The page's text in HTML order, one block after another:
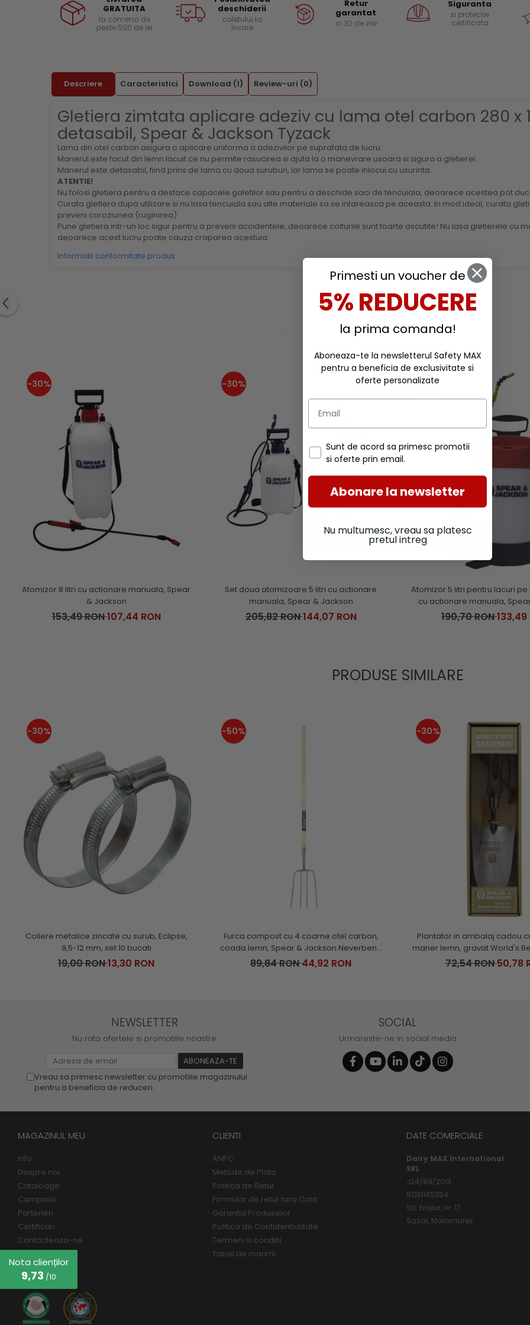
Curele si bretele
Genti si trolere
Buzunare externe
Echipamente muncitori ferma
Echipamente veterinari
Echipamente mulgatori
Echipamente trimeri ongloane
Masti protectie
Manusi protectie
Casti si antifoane protectie
Menghine si prese
GRATUITA
la comenzi de
peste 500 de lei
deschiderii
coletului la
livrare
Retur
garantat
in 30 de zile
Siguranta
si protectie
certificata
Descriere Caracteristici Download (1) Review-uri (0)
Gletiera zimtata aplicare adeziv cu lama otel carbon 280 x
detasabil, Spear & Jackson Tyzack
Lama din otel carbon asigura o aplicare uniforma a adezivilor pe suprafata de lucru.
Manerul este facut din lemn lacuit ce nu permite rasucirea si ajuta la o manevrare usoara si sigura a gletierei.
Manerul este detasabil, fiind prins de lama cu doua suruburi, iar lama se poate inlocui cu usurinta.
ATENTIE!
Nu folosi gletiera pentru a desface capacele galetilor sau pentru a deschide saci de tencuiala, deoarece acestea pot
Curata gletiera dupa utilizare si nu lasa tencuiala sau alte materiale sa se intareasca pe aceasta. In mod ideal, curata
preveni coroziunea (ruginirea).
Pune gletiera intr-un loc sigur pentru a preveni accidentele, deoarece colturile sunt foarte ascutite! Nu lasa gletierele cu
deoarece acest lucru poate cauza craparea acestuia.
Informatii conformitate produs
RECOMANDARI
-30%
Atomizor 8 litri cu actionare manuala, Spear
& Jackson
153,49 RON107,44 RON
-30%
Set doua atomizoare 5 litri cu actionare
manuala, Spear & Jackson
205,82 RON144,07 RON
-30%
Atomizor 5 litri pentru lacuri
cu actionare manuala,
190,70 RON133,49
PRODUSE SIMILARE
-30%
Coliere metalice zincate cu surub, Eclipse,
9,5-12 mm, set 10 bucati
19,00 RON13,30 RON
-50%
Furca compost cu 4 coarne otel carbon,
coada lemn, Spear & Jackson Neverbend
Professional
89,84 RON44,92 RON
-30%
Plantator in ambalaj cadou
maner lemn, gravat World's
Spear & Jackson
72,54 RON50,78
NEWSLETTER
Nu rata ofertele si promotiile noastre
Vreau sa primesc newsletter cu promotiile magazinului
pentru a beneficia de reduceri.
SOCIAL
Urmareste-ne in social media
MAGAZINUL MEU
Info
Despre noi
Cataloage
Campanii
Parteneri
Certificari
Contacteaza-ne
CLIENTI
ANPC
Metode de Plata
Politica de Retur
Formular de retur fara Cont
Garantia Produselor
Politica de Confidentialitate
Termeni si conditii
Tabel de marimi
DATE COMERCIALE
Dairy MAX International
SRL
J24/89/2013
RO31145354
Str. Eroilor, nr. 17
Sasar, Maramures
Primesti un voucher de
5% REDUCERE
la prima comanda!
Aboneaza-te la newsletterul Safety MAX
pentru a beneficia de exclusivitate si
oferte personalizate
Sunt de acord sa primesc promotii
si oferte prin email.
Abonare la newsletter
Nu multumesc, vreau sa platesc
pretul intreg
Nota clienților
9,73 /10